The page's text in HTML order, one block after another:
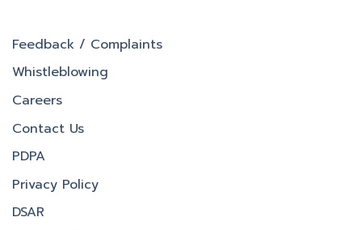
Feedback / Complaints
Whistleblowing
Careers
Contact Us
PDPA
Privacy Policy
DSAR